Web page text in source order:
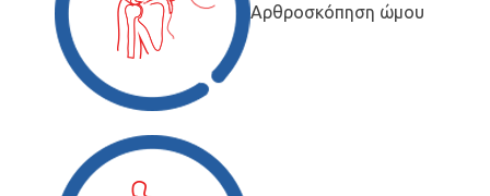
Αρθροσκόπηση ώμου